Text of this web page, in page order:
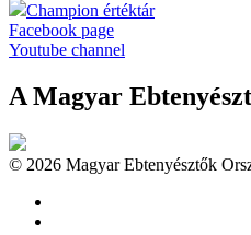
Champion értéktár
Facebook page
Youtube channel
A Magyar
© 2026 Magyar Ebtenyésztők